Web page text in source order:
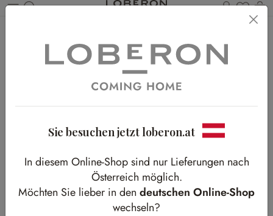
Du
Shop The Look
Neu Outdoor
Arbeitszimmer
Kids Pets
Ostern
Weihnachten
Sie besuchen jetzt loberon.at
In diesem Online-Shop sind nur Lieferungen nach
Österreich möglich.
Möchten Sie lieber in den deutschen Online-Shop
wechseln?